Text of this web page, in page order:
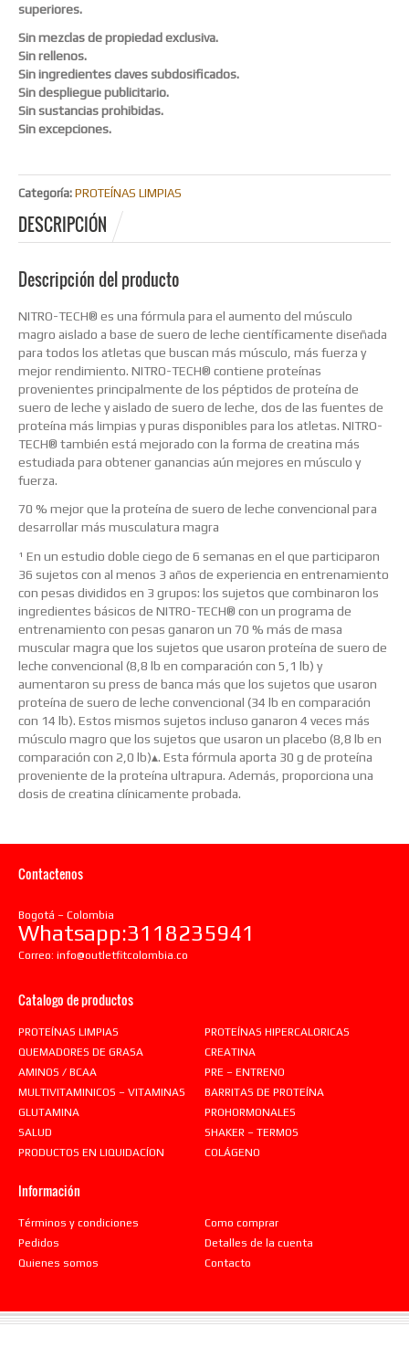
superiores.
Sin mezclas de propiedad exclusiva.
Sin rellenos.
Sin ingredientes claves subdosificados.
Sin despliegue publicitario.
Sin sustancias prohibidas.
Sin excepciones.
Categoría: PROTEÍNAS LIMPIAS
DESCRIPCIÓN
Descripción del producto
NITRO-TECH® es una fórmula para el aumento del músculo
magro aislado a base de suero de leche científicamente diseñada
para todos los atletas que buscan más músculo, más fuerza y
mejor rendimiento. NITRO-TECH® contiene proteínas
provenientes principalmente de los péptidos de proteína de
suero de leche y aislado de suero de leche, dos de las fuentes de
proteína más limpias y puras disponibles para los atletas. NITRO-
TECH® también está mejorado con la forma de creatina más
estudiada para obtener ganancias aún mejores en músculo y
fuerza.
70 % mejor que la proteína de suero de leche convencional para
desarrollar más musculatura magra
¹ En un estudio doble ciego de 6 semanas en el que participaron
36 sujetos con al menos 3 años de experiencia en entrenamiento
con pesas divididos en 3 grupos: los sujetos que combinaron los
ingredientes básicos de NITRO-TECH® con un programa de
entrenamiento con pesas ganaron un 70 % más de masa
muscular magra que los sujetos que usaron proteína de suero de
leche convencional (8,8 lb en comparación con 5,1 lb) y
aumentaron su press de banca más que los sujetos que usaron
proteína de suero de leche convencional (34 lb en comparación
con 14 lb). Estos mismos sujetos incluso ganaron 4 veces más
músculo magro que los sujetos que usaron un placebo (8,8 lb en
comparación con 2,0 lb)▴. Esta fórmula aporta 30 g de proteína
proveniente de la proteína ultrapura. Además, proporciona una
dosis de creatina clínicamente probada.
Contactenos
Bogotá – Colombia
Whatsapp:3118235941
Correo: info@outletfitcolombia.co
Catalogo de productos
PROTEÍNAS LIMPIAS
PROTEÍNAS HIPERCALORICAS
QUEMADORES DE GRASA
CREATINA
AMINOS / BCAA
PRE – ENTRENO
MULTIVITAMINICOS – VITAMINAS
BARRITAS DE PROTEÍNA
GLUTAMINA
PROHORMONALES
SALUD
SHAKER – TERMOS
PRODUCTOS EN LIQUIDACÍON
COLÁGENO
Información
Términos y condiciones
Como comprar
Pedidos
Detalles de la cuenta
Quienes somos
Contacto